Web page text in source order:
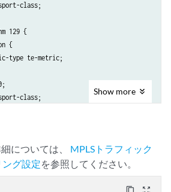
class;
129 {
{
type te-metric;
class;
Show more
については、 MPLSトラフィック
グ設定を参照してください。
content_copy zoom_out_map